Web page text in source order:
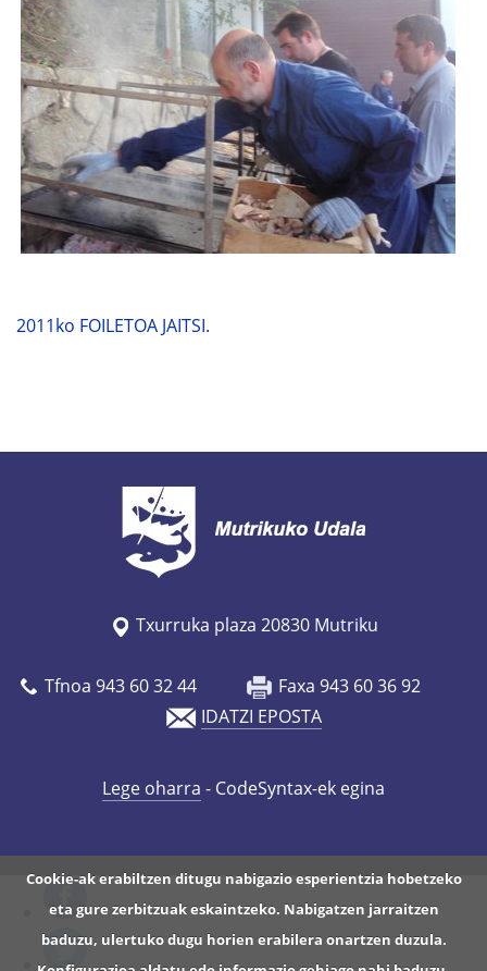
Cookie-ak erabiltzen ditugu nabigazio esperientzia hobetzeko
eta gure zerbitzuak eskaintzeko. Nabigatzen jarraitzen
baduzu, ulertuko dugu horien erabilera onartzen duzula.
2011ko FOILETOA JAITSI.
Txurruka plaza 20830 Mutriku
Tfnoa 943 60 32 44
Faxa 943 60 36 92
IDATZI EPOSTA
Lege oharra - CodeSyntax-ek egina